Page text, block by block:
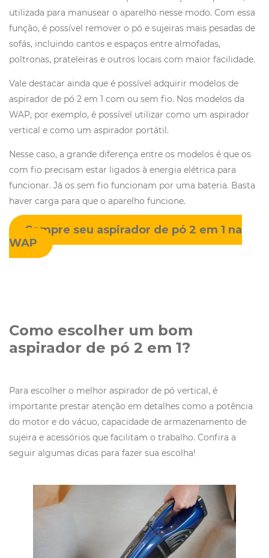
utilizada para manusear o aparelho nesse modo. Com essa
função, é possível remover o pó e sujeiras mais pesadas de
sofás, incluindo cantos e espaços entre almofadas,
poltronas, prateleiras e outros locais com maior facilidade.
Vale destacar ainda que é possível adquirir modelos de
aspirador de pó 2 em 1 com ou sem fio. Nos modelos da
WAP, por exemplo, é possível utilizar como um aspirador
vertical e como um aspirador portátil.
Nesse caso, a grande diferença entre os modelos é que os
com fio precisam estar ligados à energia elétrica para
funcionar. Já os sem fio funcionam por uma bateria. Basta
haver carga para que o aparelho funcione.
Compre seu aspirador de pó 2 em 1 na
WAP
Como escolher um bom
aspirador de pó 2 em 1?
Para escolher o melhor aspirador de pó vertical, é
importante prestar atenção em detalhes como a potência
do motor e do vácuo, capacidade de armazenamento de
sujeira e acessórios que facilitam o trabalho. Confira a
seguir algumas dicas para fazer sua escolha!